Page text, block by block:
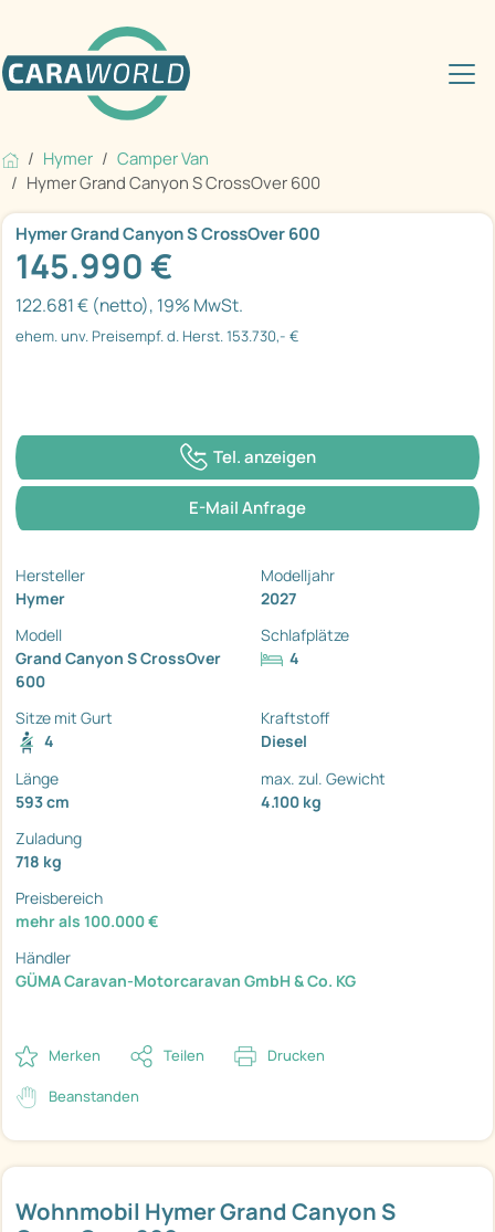
Hymer
Camper Van
Hymer Grand Canyon S CrossOver 600
Wohnmobil Hymer Grand Canyon S
Hymer Grand Canyon S CrossOver 600
145.990 €
122.681 € (netto), 19% MwSt.
ehem. unv. Preisempf. d. Herst. 153.730,- €
Tel. anzeigen
E-Mail Anfrage
Hersteller
Hymer
Modelljahr
2027
Modell
Grand Canyon S CrossOver
600
Schlafplätze
4
Sitze mit Gurt
4
Kraftstoff
Diesel
Länge
593 cm
max. zul. Gewicht
4.100 kg
Zuladung
718 kg
Preisbereich
mehr als 100.000 €
Händler
GÜMA Caravan-Motorcaravan GmbH & Co. KG
Merken Teilen Drucken
Beanstanden